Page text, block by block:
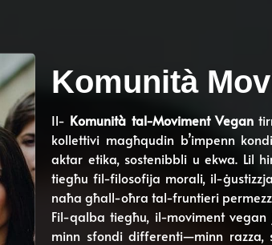
Komunità
Il- Komunità tal-Moviment Vegan
kollettivi magħqudin b’impenn
aktar etika, sostenibbli u ekwa. Lil
tiegħu fil-filosofija morali, il-
naħa għall-oħra tal-fruntieri permezz
Fil-qalba tiegħu, il-moviment
minn sfondi differenti—minn razza,